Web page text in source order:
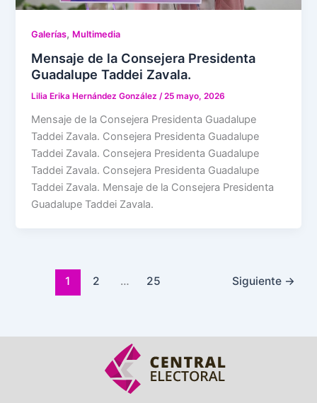
Galerías, Multimedia
Mensaje de la Consejera Presidenta
Guadalupe Taddei Zavala.
Lilia Erika Hernández González/25 mayo, 2026
Mensaje de la Consejera Presidenta Guadalupe
Taddei Zavala. Consejera Presidenta Guadalupe
Taddei Zavala. Consejera Presidenta Guadalupe
Taddei Zavala. Consejera Presidenta Guadalupe
Taddei Zavala. Mensaje de la Consejera Presidenta
Guadalupe Taddei Zavala.
1 2 … 25 Siguiente →